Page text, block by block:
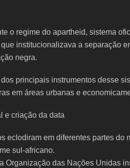
o regime do apartheid, sistema
institucionalizava a separação
negra.
principais instrumentos desse
em áreas urbanas e
e criação da data
eclodiram em diferentes partes do
sul-africano.
Organização das Nações Unidas